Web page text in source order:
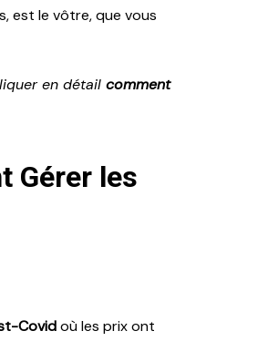
est le vôtre, que vous
en détail comment
Gérer les
Covidoù les prix ont